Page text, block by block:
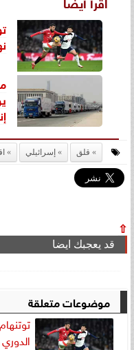
قلق إسرائيلي
⇧
قد يعجبك ايضا
موضوعات متعلقة